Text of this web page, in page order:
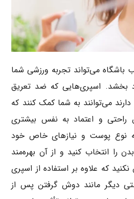
باشگاه می‌تواند تجربه ورزشی شما
بخشد. اسپری‌هایی که ضد تعریق
می‌توانند به شما کمک کنند که
و اعتماد به نفس بیشتری
نوع پوست و نیازهای خاص خود
را انتخاب کنید و از آن بهره‌مند
که علاوه بر استفاده از اسپری
دیگر مانند دوش گرفتن پس از